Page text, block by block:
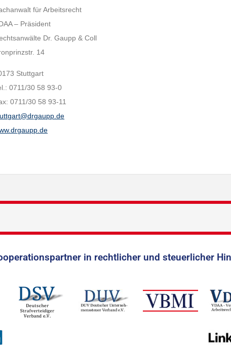
für Arbeitsrecht
– Präsident
Dr. Gaupp & Coll
14
Stuttgart
0711/30 58 93-0
0711/30 58 93-11
in rechtlicher und steuerlicher